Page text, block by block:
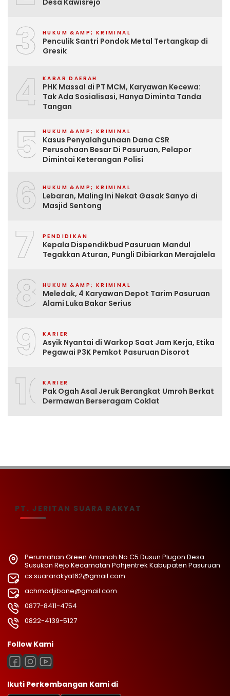
3 HUKUM &AMP; KRIMINAL
Penculik Santri Pondok Metal Tertangkap di
Gresik
4 KABAR DAERAH
PHK Massal di PT MCM, Karyawan Kecewa:
Tak Ada Sosialisasi, Hanya Diminta Tanda
Tangan
5 HUKUM &AMP; KRIMINAL
Kasus Penyalahgunaan Dana CSR
Perusahaan Besar Di Pasuruan, Pelapor
Dimintai Keterangan Polisi
6 HUKUM &AMP; KRIMINAL
Lebaran, Maling Ini Nekat Gasak Sanyo di
Masjid Sentong
7 PENDIDIKAN
Kepala Dispendikbud Pasuruan Mandul
Tegakkan Aturan, Pungli Dibiarkan Merajalela
8 HUKUM &AMP; KRIMINAL
Meledak, 4 Karyawan Depot Tarim Pasuruan
Alami Luka Bakar Serius
9 KARIER
Asyik Nyantai di Warkop Saat Jam Kerja, Etika
Pegawai P3K Pemkot Pasuruan Disorot
10KARIER
Pak Ogah Asal Jeruk Berangkat Umroh Berkat
Dermawan Berseragam Coklat
PT. JERITAN SUARA RAKYAT
Perumahan Green Amanah No.C5 Dusun Plugon Desa
Susukan Rejo Kecamatan Pohjentrek Kabupaten Pasuruan
cs.suararakyat62@gmail.com
achmadjibone@gmail.com
0877-8411-4754
0822-4139-5127
Follow Kami
Ikuti Perkembangan Kami di